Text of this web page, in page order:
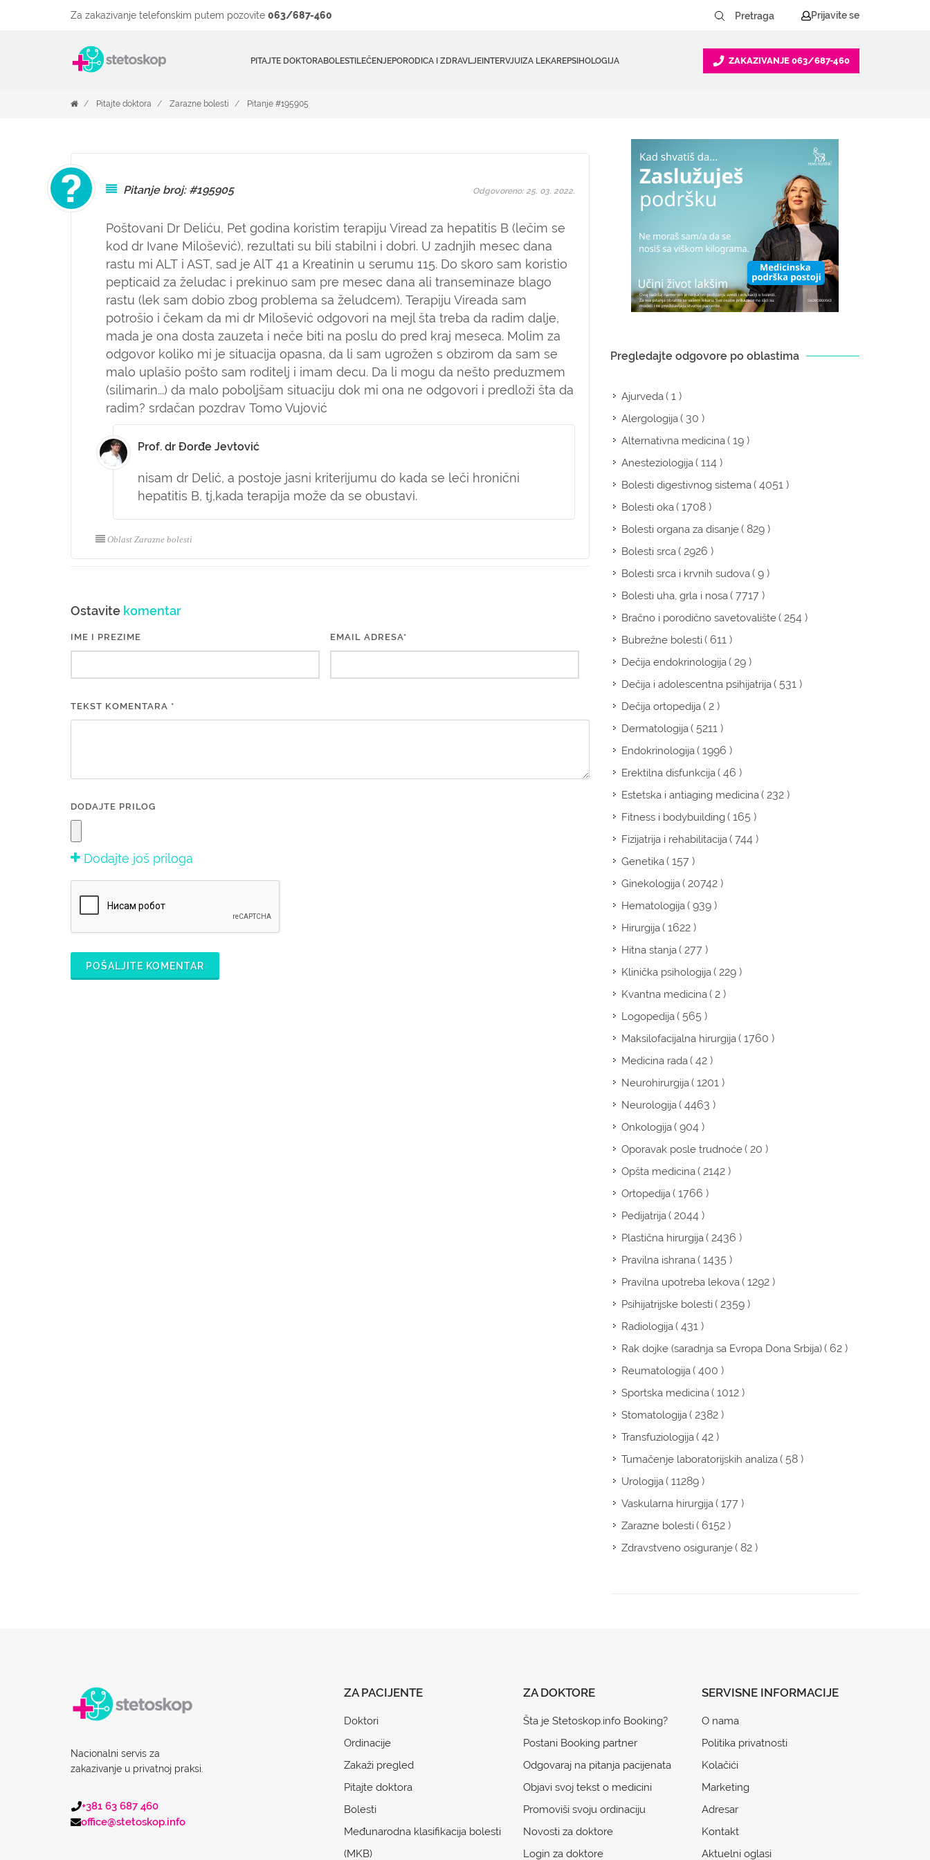
Za zakazivanje telefonskim putem pozovite 063/687-460 Prijavite se
PITAJTE DOKTORABOLESTILEČENJEPORODICA I ZDRAVLJEINTERVJUIZA LEKAREPSIHOLOGIJA ZAKAZIVANJE 063/687-460
Pitajte doktora Zarazne bolesti Pitanje #195905
Pitanje broj: #195905
Poštovani Dr Deliću, Pet godina koristim terapiju Viread za hepatitis B (lečim se
kod dr Ivane Milošević), rezultati su bili stabilni i dobri. U zadnjih mesec dana
rastu mi ALT i AST, sad je AlT 41 a Kreatinin u serumu 115. Do skoro sam koristio
pepticaid za želudac i prekinuo sam pre mesec dana ali transeminaze blago
rastu (lek sam dobio zbog problema sa želudcem). Terapiju Vireada sam
potrošio i čekam da mi dr Milošević odgovori na mejl šta treba da radim dalje,
mada je ona dosta zauzeta i neče biti na poslu do pred kraj meseca. Molim za
odgovor koliko mi je situacija opasna, da li sam ugrožen s obzirom da sam se
malo uplašio pošto sam roditelj i imam decu. Da li mogu da nešto preduzmem
(silimarin...) da malo poboljšam situaciju dok mi ona ne odgovori i predloži šta da
radim? srdačan pozdrav Tomo Vujović
Odgovoreno: 25. 03. 2022.
Prof. dr Đorđe Jevtović
nisam dr Delić, a postoje jasni kriterijumu do kada se leči hronični
hepatitis B, tj,kada terapija može da se obustavi.
Oblast Zarazne bolesti
Ostavite komentar
IME I PREZIME EMAIL ADRESA*
TEKST KOMENTARA *
DODAJTE PRILOG
Dodajte još priloga
POŠALJITE KOMENTAR
Pregledajte odgovore po oblastima
Ajurveda( 1 )
Alergologija( 30 )
Alternativna medicina( 19 )
Anesteziologija( 114 )
Bolesti digestivnog sistema( 4051 )
Bolesti oka( 1708 )
Bolesti organa za disanje( 829 )
Bolesti srca( 2926 )
Bolesti srca i krvnih sudova( 9 )
Bolesti uha, grla i nosa( 7717 )
Bračno i porodično savetovalište( 254 )
Bubrežne bolesti( 611 )
Dečija endokrinologija( 29 )
Dečija i adolescentna psihijatrija( 531 )
Dečija ortopedija( 2 )
Dermatologija( 5211 )
Endokrinologija( 1996 )
Erektilna disfunkcija( 46 )
Estetska i antiaging medicina( 232 )
Fitness i bodybuilding( 165 )
Fizijatrija i rehabilitacija( 744 )
Genetika( 157 )
Ginekologija( 20742 )
Hematologija( 939 )
Hirurgija( 1622 )
Hitna stanja( 277 )
Klinička psihologija( 229 )
Kvantna medicina( 2 )
Logopedija( 565 )
Maksilofacijalna hirurgija( 1760 )
Medicina rada( 42 )
Neurohirurgija( 1201 )
Neurologija( 4463 )
Onkologija( 904 )
Oporavak posle trudnoće( 20 )
Opšta medicina( 2142 )
Ortopedija( 1766 )
Pedijatrija( 2044 )
Plastična hirurgija( 2436 )
Pravilna ishrana( 1435 )
Pravilna upotreba lekova( 1292 )
Psihijatrijske bolesti( 2359 )
Radiologija( 431 )
Rak dojke (saradnja sa Evropa Dona Srbija)( 62 )
Reumatologija( 400 )
Sportska medicina( 1012 )
Stomatologija( 2382 )
Transfuziologija( 42 )
Tumačenje laboratorijskih analiza( 58 )
Urologija( 11289 )
Vaskularna hirurgija( 177 )
Zarazne bolesti( 6152 )
Zdravstveno osiguranje( 82 )
Nacionalni servis za
zakazivanje u privatnoj praksi.
+381 63 687 460
office@stetoskop.info
ZA PACIJENTE
Doktori
Ordinacije
Zakaži pregled
Pitajte doktora
Bolesti
Međunarodna klasifikacija bolesti
(MKB)
ZA DOKTORE
Šta je Stetoskop.info Booking?
Postani Booking partner
Odgovaraj na pitanja pacijenata
Objavi svoj tekst o medicini
Promoviši svoju ordinaciju
Novosti za doktore
Login za doktore
SERVISNE INFORMACIJE
O nama
Politika privatnosti
Kolačići
Marketing
Adresar
Kontakt
Aktuelni oglasi